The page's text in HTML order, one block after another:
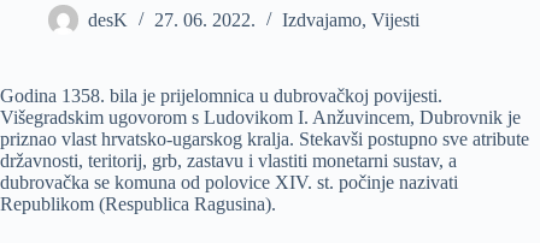
desK 27. 06. 2022. Izdvajamo, Vijesti
Godina 1358. bila je prijelomnica u dubrovačkoj povijesti.
Višegradskim ugovorom s Ludovikom I. Anžuvincem, Dubrovnik je
priznao vlast hrvatsko-ugarskog kralja. Stekavši postupno sve atribute
državnosti, teritorij, grb, zastavu i vlastiti monetarni sustav, a
dubrovačka se komuna od polovice XIV. st. počinje nazivati
Republikom (Respublica Ragusina).